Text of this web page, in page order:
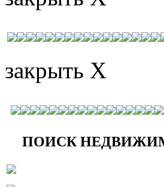
закрыть X
ПОИСК